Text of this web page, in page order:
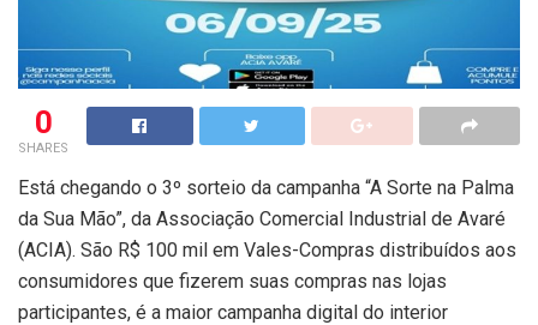
0
SHARES
Está chegando o 3º sorteio da campanha “A Sorte na Palma
da Sua Mão”, da Associação Comercial Industrial de Avaré
(ACIA). São R$ 100 mil em Vales-Compras distribuídos aos
consumidores que fizerem suas compras nas lojas
participantes, é a maior campanha digital do interior